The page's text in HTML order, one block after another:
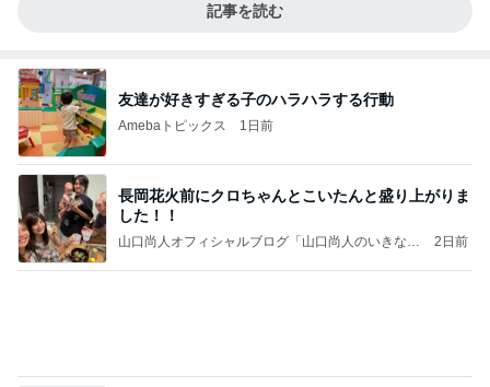
記事を読む
友達が好きすぎる子のハラハラする行動
Amebaトピックス 1日前
長岡花火前にクロちゃんとこいたんと盛り上がりま
した！！
山口尚人オフィシャルブログ「山口尚人のいきなり
by Ameba
2日前